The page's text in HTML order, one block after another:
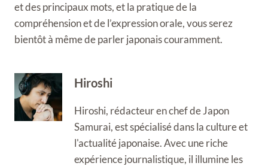
et des principaux mots, et la pratique de la
compréhension et de l’expression orale, vous serez
bientôt à même de parler japonais couramment.
Hiroshi
Hiroshi, rédacteur en chef de Japon
Samurai, est spécialisé dans la culture et
l'actualité japonaise. Avec une riche
expérience journalistique, il illumine les